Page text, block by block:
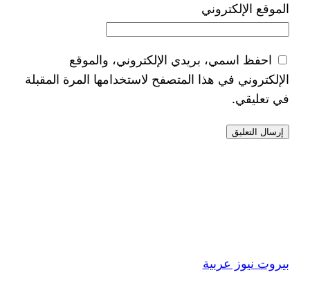
الموقع الإلكتروني
احفظ اسمي، بريدي الإلكتروني، والموقع
الإلكتروني في هذا المتصفح لاستخدامها المرة المقبلة
في تعليقي.
بيروت نيوز عربية